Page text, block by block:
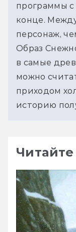
программы
конце.
персонаж,
Образ
в самые
можно
приходом
историю